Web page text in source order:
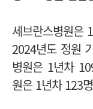
세브란스병원은
2024년도 정원
병원은 1년차
원은 1년차 123